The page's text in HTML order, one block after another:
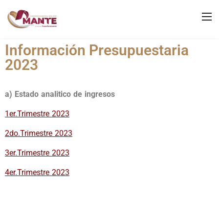
Información Presupuestaria
2023
a) Estado analitico de ingresos
1er.Trimestre 2023
2do.Trimestre 2023
3er.Trimestre 2023
4er.Trimestre 2023